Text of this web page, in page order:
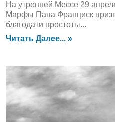
На утренней Мессе 29
Марфы Папа Франциск
благодати простоты...
Читать Далее... »
ЛЕНТА НОВОСТЕЙ